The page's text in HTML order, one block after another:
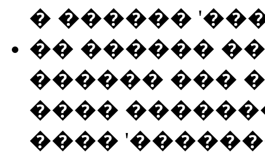
� ������
�� ������
������ ���
����
����